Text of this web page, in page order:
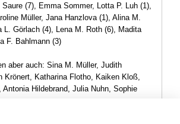
(7), Emma Sommer, Lotta P. Luh (1),
Müller, Jana Hanzlova (1), Alina M.
L. Görlach (4), Lena M. Roth (6), Madita
F. Bahlmann (3)
aber auch: Sina M. Müller, Judith
Krönert, Katharina Flotho, Kaiken Kloß,
Hildebrand, Julia Nuhn, Sophie